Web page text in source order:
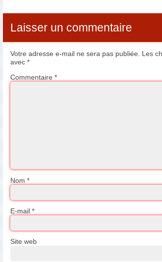
Laisser un commentaire
Votre adresse e-mail ne sera pas publiée.
Les
avec *
Commentaire *
Nom *
E-mail *
Site web